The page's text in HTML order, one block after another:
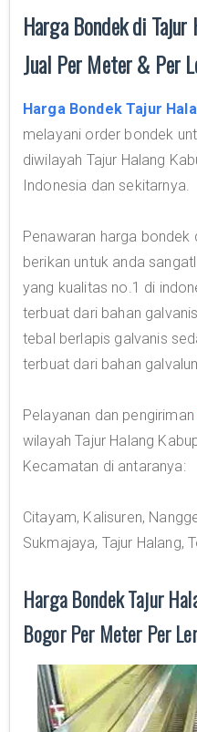
Harga Bondek di
Jual Per Meter & Per
Harga Bondek Tajur
melayani order bondek
diwilayah Tajur Halang
Indonesia dan sekitarnya.
Penawaran harga bondek
berikan untuk anda
yang kualitas no.1 di
terbuat dari bahan
tebal berlapis galvanis
terbuat dari bahan
Pelayanan dan pengiriman
wilayah Tajur Halang
Kecamatan di antaranya:
Citayam, Kalisuren,
Sukmajaya, Tajur Halang,
Harga Bondek Tajur
Bogor Per Meter Per